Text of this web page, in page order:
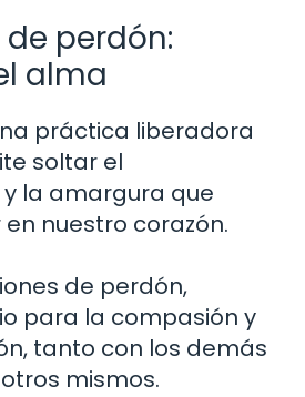
perdón:
alma
práctica liberadora
soltar el
la amargura que
nuestro corazón.
de perdón,
para la compasión y
tanto con los demás
mismos.